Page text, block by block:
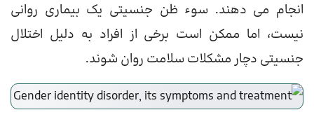
انجام می دهند. سوء ظن جنسیتی یک بیماری روانی
نیست، اما ممکن است برخی از افراد به دلیل اختلال
جنسیتی دچار مشکلات سلامت روان شوند.